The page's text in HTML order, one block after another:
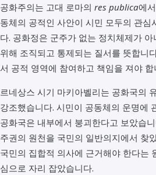
공화주의는 고대 로마의 res publica에
동체의 공적인 사안이 시민 모두의 관심
다. 공화정은 군주가 없는 정치체제가
위해 조직되고 통제되는 질서를 뜻합니
서 공적 영역에 참여하고 책임을 져야 합
르네상스 시기 마키아벨리는 공화국의
강조했습니다. 시민이 공동체의 운명에
공화국은 내부에서 붕괴한다고 보았습
주권의 원천을 국민의 일반의지에서 찾
국민의 집합적 의사에 근거해야 한다는
심으로 자리 잡았습니다.